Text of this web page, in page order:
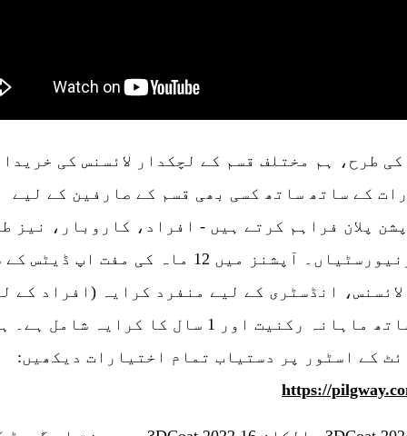
طرح، ہم مختلف قسم کے لچکدار لائسنس کی
کے ساتھ ساتھ کسی بھی قسم کے صارفین کے لیے
پلان فراہم کرتے ہیں - افراد، کاروبار، نیز
اور یونیورسٹیاں۔ آپشنز میں 12 ماہ کی مفت اپ
انڈسٹری کے لیے منفرد کرایہ (افراد کے
ساتھ ساتھ ماہانہ رکنیت اور 1 سال کا کرایہ
کے اسٹور پر دستیاب تمام اختیارات دیکھیں:
https://